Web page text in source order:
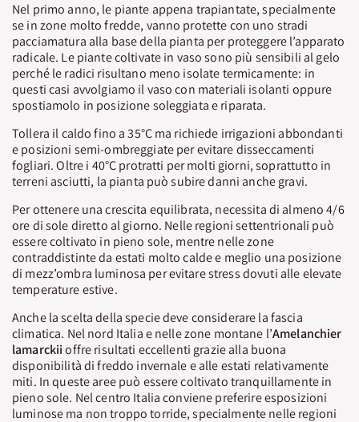
Nel primo anno, le piante appena trapiantate, specialmente
se in zone molto fredde, vanno protette con uno stradi
pacciamatura alla base della pianta per proteggere l’apparato
radicale. Le piante coltivate in vaso sono più sensibili al gelo
perché le radici risultano meno isolate termicamente: in
questi casi avvolgiamo il vaso con materiali isolanti oppure
spostiamolo in posizione soleggiata e riparata.
Tollera il caldo fino a 35°C ma richiede irrigazioni abbondanti
e posizioni semi-ombreggiate per evitare disseccamenti
fogliari. Oltre i 40°C protratti per molti giorni, soprattutto in
terreni asciutti, la pianta può subire danni anche gravi.
Per ottenere una crescita equilibrata, necessita di almeno 4/6
ore di sole diretto al giorno. Nelle regioni settentrionali può
essere coltivato in pieno sole, mentre nelle zone
contraddistinte da estati molto calde e meglio una posizione
di mezz’ombra luminosa per evitare stress dovuti alle elevate
temperature estive.
Anche la scelta della specie deve considerare la fascia
climatica. Nel nord Italia e nelle zone montane l’Amelanchier
lamarckiioffre risultati eccellenti grazie alla buona
disponibilità di freddo invernale e alle estati relativamente
miti. In queste aree può essere coltivato tranquillamente in
pieno sole. Nel centro Italia conviene preferire esposizioni
luminose ma non troppo torride, specialmente nelle regioni